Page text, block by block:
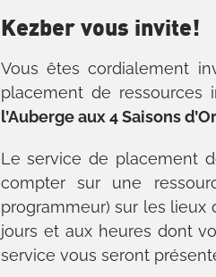
Kezber vous invite!
Vous êtes cordialement
placement de ressources
l’Auberge aux 4 Saisons
Le service de placement
compter sur une
programmeur) sur les
jours et aux heures dont
service vous seront